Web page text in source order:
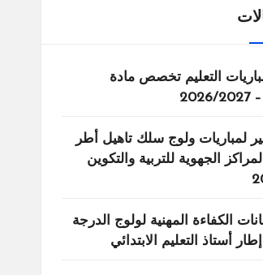
التعليم تخصص مادة
لمباريات ولوج سلك تاهيل أطر
الجهوية للتربية والتكوين
الكفاءة المهنية لولوج الدرجة
أستاذ التعليم الابتدائي